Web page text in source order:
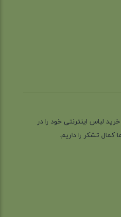
خرید لباس اینترنتی خود را در
تشکر را داریم.